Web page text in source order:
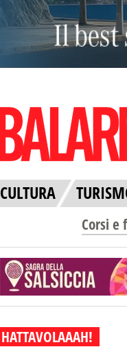
CULTURA
Corsi e
HATTAVOLAAAH!